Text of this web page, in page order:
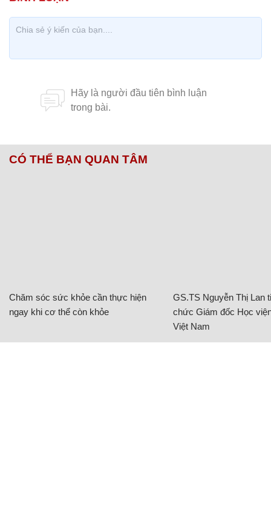
CÓ THỂ BẠN QUAN TÂM
Chăm sóc sức khỏe cần thực hiện
ngay khi cơ thể còn khỏe
GS.TS Nguyễn Thị Lan
chức Giám đốc Học
Việt Nam